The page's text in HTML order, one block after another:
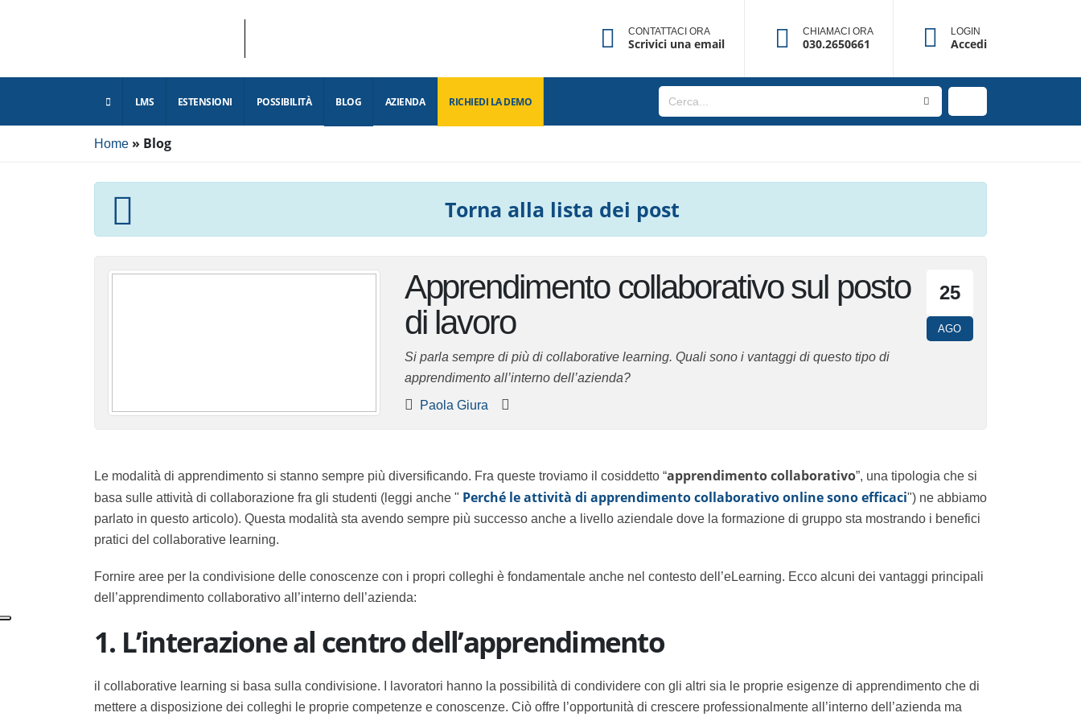
CONTATTACI ORA
Scrivici una email
CHIAMACI ORA
030.2650661
LOGIN
Accedi
LMS ESTENSIONI POSSIBILITÀ BLOG AZIENDA RICHIEDI LA
Home Blog
Torna alla listadei post
25
AGO
Apprendimento collaborativo sul posto
di lavoro
Si parla sempre di più di collaborative learning. Quali sono i vantaggi di questo tipo di
apprendimento all’interno dell’azienda?
Paola Giura
Le modalità di apprendimento si stanno sempre più diversificando. Fra queste troviamo il cosiddetto “apprendimento collaborativo”, una tipologia che si
basa sulle attività di collaborazione fra gli studenti (leggi anche " Perché le attività di apprendimento collaborativo online sono efficaci") ne abbiamo
parlato in questo articolo). Questa modalità sta avendo sempre più successo anche a livello aziendale dove la formazione di gruppo sta mostrando i benefici
pratici del collaborative learning.
Fornire aree per la condivisione delle conoscenze con i propri colleghi è fondamentale anche nel contesto dell’eLearning. Ecco alcuni dei vantaggi principali
dell’apprendimento collaborativo all’interno dell’azienda:
1. L’interazione al centro dell’apprendimento
il collaborative learning si basa sulla condivisione. I lavoratori hanno la possibilità di condividere con gli altri sia le proprie esigenze di apprendimento che di
mettere a disposizione dei colleghi le proprie competenze e conoscenze. Ciò offre l’opportunità di crescere professionalmente all’interno dell’azienda ma